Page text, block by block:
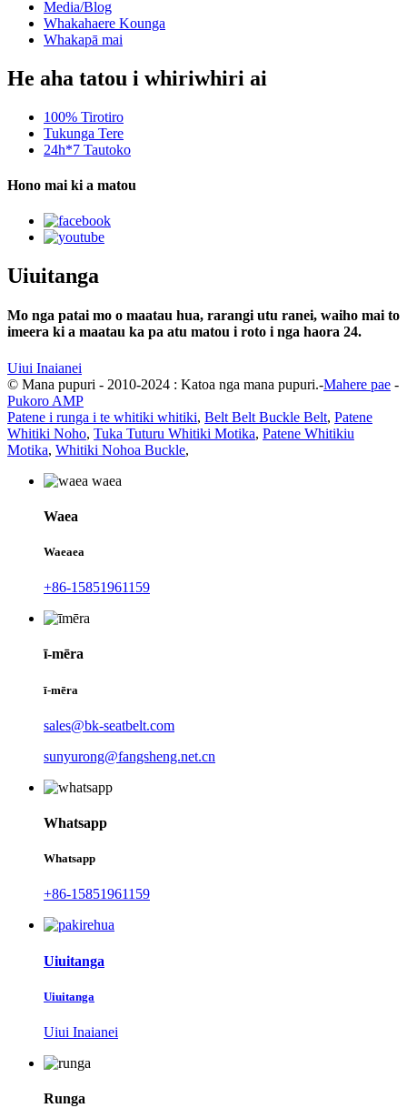
Media/Blog
Whakahaere Kounga
Whakapā mai
He aha tatou i whiriwhiri ai
100% Tirotiro
Tukunga Tere
24h*7 Tautoko
Hono mai ki a matou
Uiuitanga
Mo nga patai mo o maatau hua, rarangi utu ranei, waiho mai to
imeera ki a maatau ka pa atu matou i roto i nga haora 24.
Uiui Inaianei
© Mana pupuri - 2010-2024 : Katoa nga mana pupuri.-Mahere pae -
Pukoro AMP
Patene i runga i te whitiki whitiki, Belt Belt Buckle Belt, Patene
Whitiki Noho, Tuka Tuturu Whitiki Motika, Patene Whitikiu
Motika, Whitiki Nohoa Buckle,
Waea
Waeaea
+86-15851961159
ī-mēra
ī-mēra
sales@bk-seatbelt.com
sunyurong@fangsheng.net.cn
Whatsapp
Whatsapp
+86-15851961159
Uiuitanga
Uiuitanga
Uiui Inaianei
Runga